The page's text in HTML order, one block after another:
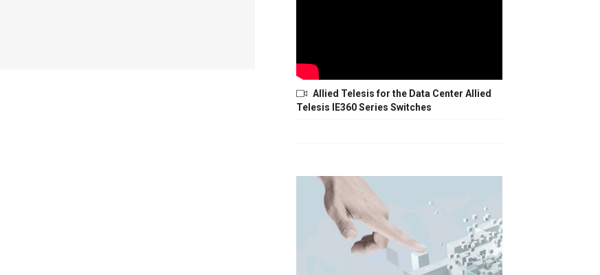
Allied Telesis for the Data Center Allied
Telesis IE360 Series Switches